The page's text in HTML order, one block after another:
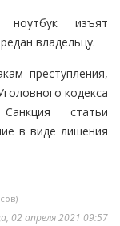
изъят
владельцу.
преступления,
кодекса
статьи
в виде лишения
02 апреля 2021 09:57